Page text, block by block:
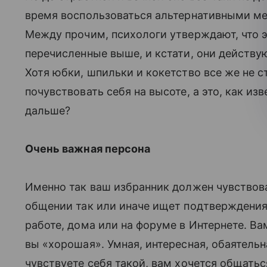
время воспользоваться альтернативными
Между прочим, психологи утверждают, что
перечисленные выше, и кстати, они
Хотя юбки, шпильки и кокетство все же не
почувствовать себя на высоте, а это, как
дальше?
Очень важная персона
Именно так ваш избранник должен
общении так или иначе ищет
работе, дома или на форуме в Интернете.
вы «хорошая». Умная, интересная,
чувствуете себя такой, вам хочется